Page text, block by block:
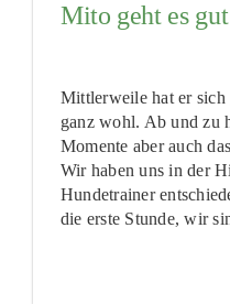
Mito geht es gut
Mittlerweile hat er
ganz wohl. Ab und zu
Momente aber auch
Wir haben uns in der
Hundetrainer
die erste Stunde, wir